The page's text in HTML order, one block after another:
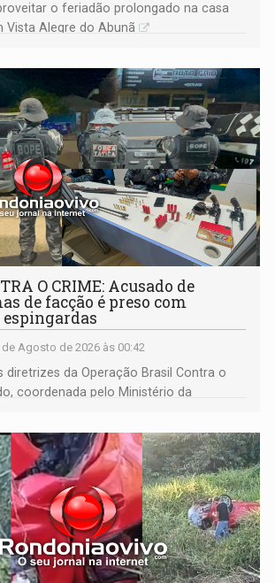
o feriadão prolongado na casa
Vista Alegre do Abunã
O CRIME: Acusado de
de facção é preso com
de Agosto de 2026 às 00:42
diretrizes da Operação Brasil Contra o
coordenada pelo Ministério da